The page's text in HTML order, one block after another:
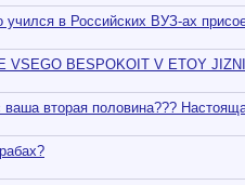
учился в Российских ВУЗ-ах
VSEGO BESPOKOIT V ETOY
ваша вторая половина???